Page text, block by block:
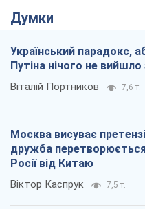
Думки
Український парадокс,
Путіна нічого не
Віталій Портников 7,6 т.
Москва висуває
дружба
Росії від Китаю
Віктор Каспрук 7,5 т.